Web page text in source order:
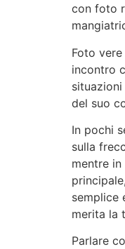
con foto
Foto
incontro
del suo
In pochi
sulla
mentre
semplice
merita la
Parlare